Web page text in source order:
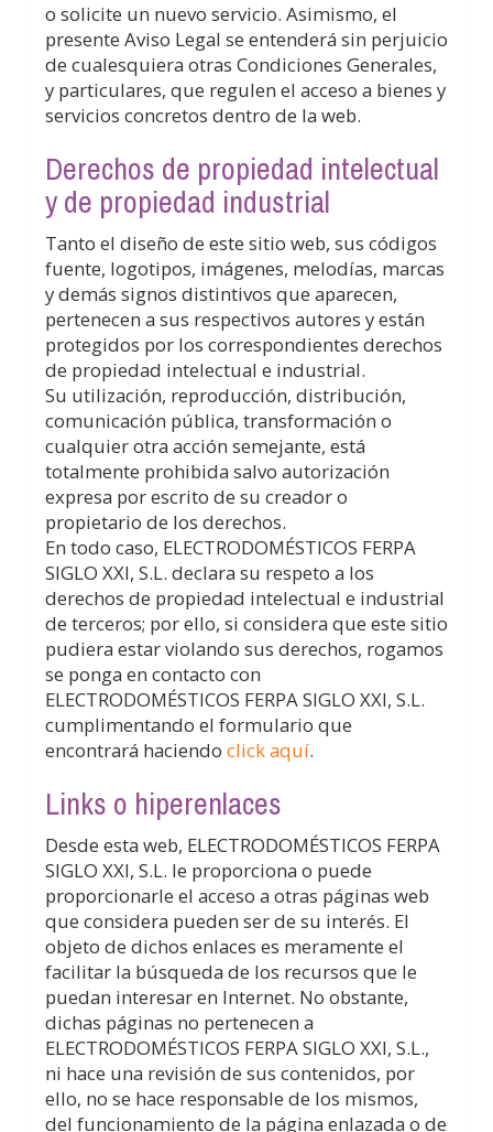
o solicite un nuevo servicio. Asimismo, el
presente Aviso Legal se entenderá sin perjuicio
de cualesquiera otras Condiciones Generales,
y particulares, que regulen el acceso a bienes y
servicios concretos dentro de la web.
Derechos de propiedad intelectual
y de propiedad industrial
Tanto el diseño de este sitio web, sus códigos
fuente, logotipos, imágenes, melodías, marcas
y demás signos distintivos que aparecen,
pertenecen a sus respectivos autores y están
protegidos por los correspondientes derechos
de propiedad intelectual e industrial.
Su utilización, reproducción, distribución,
comunicación pública, transformación o
cualquier otra acción semejante, está
totalmente prohibida salvo autorización
expresa por escrito de su creador o
propietario de los derechos.
En todo caso, ELECTRODOMÉSTICOS FERPA
SIGLO XXI, S.L. declara su respeto a los
derechos de propiedad intelectual e industrial
de terceros; por ello, si considera que este sitio
pudiera estar violando sus derechos, rogamos
se ponga en contacto con
ELECTRODOMÉSTICOS FERPA SIGLO XXI, S.L.
cumplimentando el formulario que
encontrará haciendo click aquí.
Links o hiperenlaces
Desde esta web, ELECTRODOMÉSTICOS FERPA
SIGLO XXI, S.L. le proporciona o puede
proporcionarle el acceso a otras páginas web
que considera pueden ser de su interés. El
objeto de dichos enlaces es meramente el
facilitar la búsqueda de los recursos que le
puedan interesar en Internet. No obstante,
dichas páginas no pertenecen a
ELECTRODOMÉSTICOS FERPA SIGLO XXI, S.L.,
ni hace una revisión de sus contenidos, por
ello, no se hace responsable de los mismos,
del funcionamiento de la página enlazada o de